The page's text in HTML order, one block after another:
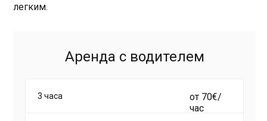
легким.
Аренда с водителем
3 часа
от 70€/
час